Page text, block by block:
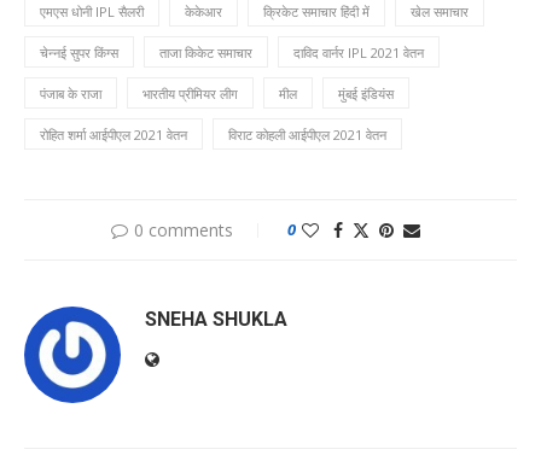
एमएस धोनी IPL सैलरी केकेआर क्रिकेट समाचार हिंदी में खेल समाचार
चेन्नई सुपर किंग्स ताजा किकेट समाचार दाविद वार्नर IPL 2021 वेतन
पंजाब के राजा भारतीय प्रीमियर लीग मील मुंबई इंडियंस
रोहित शर्मा आईपीएल 2021 वेतन विराट कोहली आईपीएल 2021 वेतन
0 comments 0
SNEHA SHUKLA